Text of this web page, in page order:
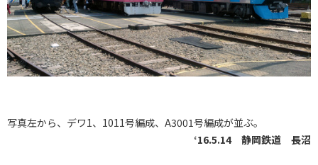
写真左から、デワ1、1011号編成、A3001号編成が並ぶ。
‘16.5.14 静岡鉄道 長沼